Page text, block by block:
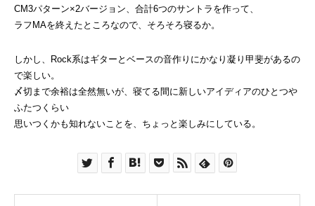
CM3パターン×2バージョン、合計6つのサントラを作って、
ラフMAを終えたところなので、そろそろ寝るか。
しかし、Rock系はギターとベースの音作りにかなり凝り甲斐があるの
で楽しい。
〆切まで余裕は全然無いが、寝てる間に新しいアイディアのひとつや
ふたつくらい
思いつくかも知れないことを、ちょっと楽しみにしている。